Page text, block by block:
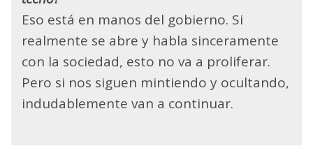
Eso está en manos del gobierno. Si
realmente se abre y habla sinceramente
con la sociedad, esto no va a proliferar.
Pero si nos siguen mintiendo y ocultando,
indudablemente van a continuar.